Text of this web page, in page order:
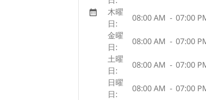
木曜
日:
08:00 AM - 07:00
金曜
日:
08:00 AM - 07:00
土曜
日:
08:00 AM - 07:00
日曜
日:
08:00 AM - 07:00